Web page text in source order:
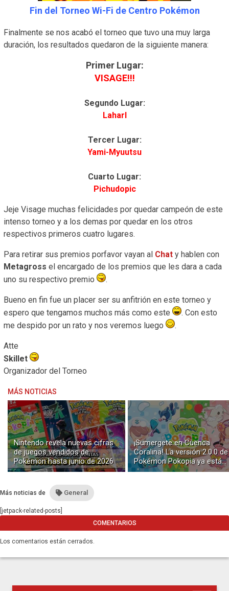
Fin del Torneo Wi-Fi de Centro Pokémon
Finalmente se nos acabó el torneo que tuvo una muy larga
duración, los resultados quedaron de la siguiente manera:
Primer Lugar:
VISAGE!!!
Segundo Lugar:
Laharl
Tercer Lugar:
Yami-Myuutsu
Cuarto Lugar:
Pichudopic
Jeje Visage muchas felicidades por quedar campeón de este
intenso torneo y a los demas por quedar en los otros
respectivos primeros cuatro lugares.
Para retirar sus premios porfavor vayan al Chat y hablen con
Metagross el encargado de los premios que les dara a cada
uno su respectivo premio
.
Bueno en fin fue un placer ser su anfitrión en este torneo y
espero que tengamos muchos más como este
. Con esto
me despido por un rato y nos veremos luego
.
Atte
Skillet
Organizador del Torneo
MÁS NOTICIAS
Nintendo revela nuevas cifras
de juegos vendidos de
Pokémon hasta junio de 2026
¡Sumergete en Cuenca
Coralina! La versión 2.0.0 de
Pokémon Pokopia ya está
disponible con buceo y
Más noticias de General
[jetpack-related-posts]
COMENTARIOS
Los comentarios están cerrados.